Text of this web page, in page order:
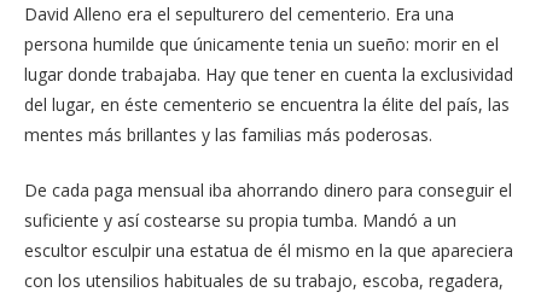
David Alleno era el sepulturero del cementerio. Era una
persona humilde que únicamente tenia un sueño: morir en el
lugar donde trabajaba. Hay que tener en cuenta la exclusividad
del lugar, en éste cementerio se encuentra la élite del país, las
mentes más brillantes y las familias más poderosas.
De cada paga mensual iba ahorrando dinero para conseguir el
suficiente y así costearse su propia tumba. Mandó a un
escultor esculpir una estatua de él mismo en la que apareciera
con los utensilios habituales de su trabajo, escoba, regadera,